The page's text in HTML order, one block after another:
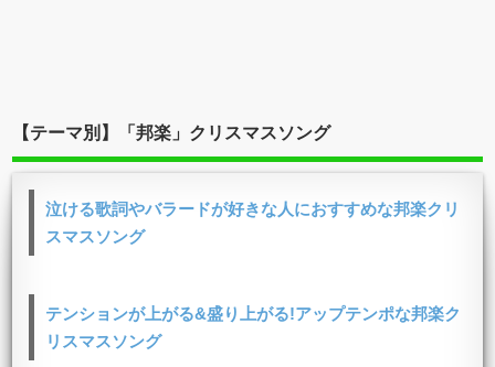
【テーマ別】「邦楽」クリスマスソング
泣ける歌詞やバラードが好きな人におすすめな邦楽クリ
スマスソング
テンションが上がる&盛り上がる!アップテンポな邦楽ク
リスマスソング